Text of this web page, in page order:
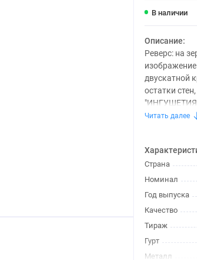
В наличии
Описание:
Реверс: на
двускатной
остатки
Читать далее
Страна
Номинал
Год выпуска
Качество
Тираж
Гурт
Металл